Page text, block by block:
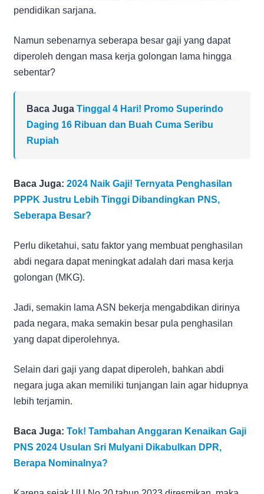
pendidikan sarjana.
Namun sebenarnya seberapa besar gaji yang dapat
diperoleh dengan masa kerja golongan lama hingga
sebentar?
Baca Juga Tinggal 4 Hari! Promo Superindo
Daging 16 Ribuan dan Buah Cuma Seribu
Rupiah
Baca Juga: 2024 Naik Gaji! Ternyata Penghasilan
PPPK Justru Lebih Tinggi Dibandingkan PNS,
Seberapa Besar?
Perlu diketahui, satu faktor yang membuat penghasilan
abdi negara dapat meningkat adalah dari masa kerja
golongan (MKG).
Jadi, semakin lama ASN bekerja mengabdikan dirinya
pada negara, maka semakin besar pula penghasilan
yang dapat diperolehnya.
Selain dari gaji yang dapat diperoleh, bahkan abdi
negara juga akan memiliki tunjangan lain agar hidupnya
lebih terjamin.
Baca Juga: Tok! Tambahan Anggaran Kenaikan Gaji
PNS 2024 Usulan Sri Mulyani Dikabulkan DPR,
Berapa Nominalnya?